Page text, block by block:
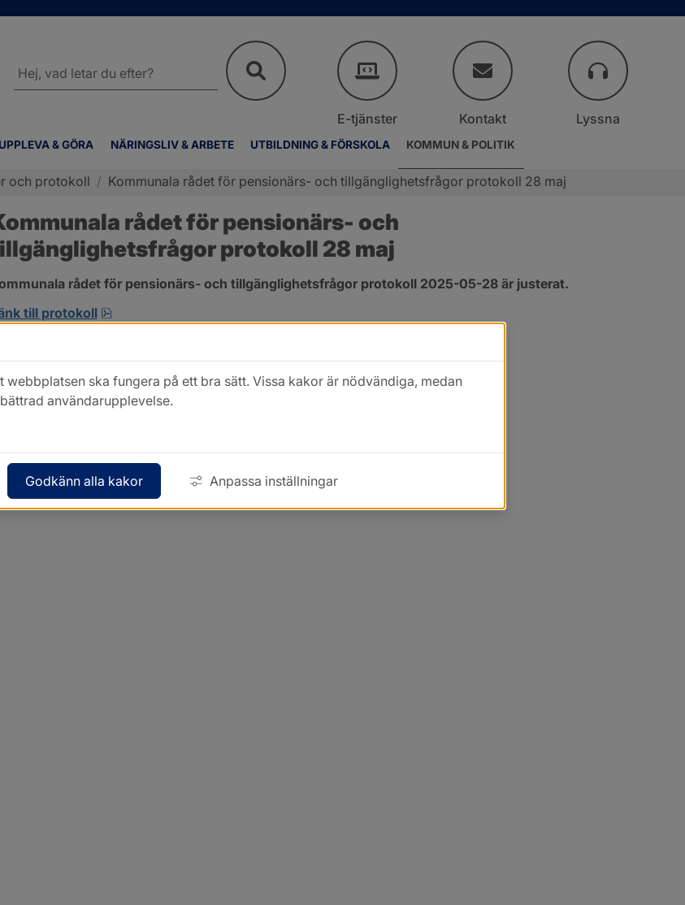
UPPLEVA & GÖRA NÄRINGSLIV & ARBETE UTBILDNING & FÖRSKOLA KOMMUN & POLITIK
webbplatsen
E-tjänster Kontakt Lyssna
och protokoll / Kommunala rådet för pensionärs- och tillgänglighetsfrågor protokoll 28 maj
rådet för pensionärs- och
protokoll 28 maj
rådet för pensionärs- och tillgänglighetsfrågor protokoll 2025-05-28 är justerat.
till protokoll
pdf, 265.1 kB, öppnas i nytt fönster.
ska fungera på ett bra sätt. Vissa kakor är nödvändiga, medan
användarupplevelse.
Godkänn alla kakor Anpassa inställningar